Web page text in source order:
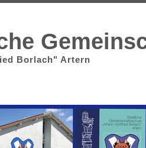
Borlach" Artern